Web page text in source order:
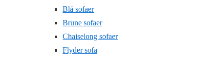
Blå sofaer
Brune sofaer
Chaiselong sofaer
Flyder sofa